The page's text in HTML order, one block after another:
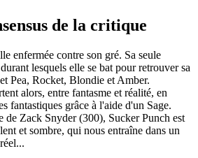
de la critique
enfermée contre son gré. Sa seule
lesquels elle se bat pour retrouver sa
Pea, Rocket, Blondie et Amber.
alors, entre fantasme et réalité, en
fantastiques grâce à l'aide d'un Sage.
de Zack Snyder (300), Sucker Punch est
et sombre, qui nous entraîne dans un